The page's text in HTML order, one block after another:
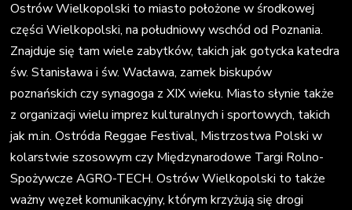
Ostrów Wielkopolski to miasto położone w środkowej
części Wielkopolski, na południowy wschód od Poznania.
Znajduje się tam wiele zabytków, takich jak gotycka katedra
św. Stanisława i św. Wacława, zamek biskupów
poznańskich czy synagoga z XIX wieku. Miasto słynie także
z organizacji wielu imprez kulturalnych i sportowych, takich
jak m.in. Ostróda Reggae Festival, Mistrzostwa Polski w
kolarstwie szosowym czy Międzynarodowe Targi Rolno-
Spożywcze AGRO-TECH. Ostrów Wielkopolski to także
ważny węzeł komunikacyjny, którym krzyżują się drogi